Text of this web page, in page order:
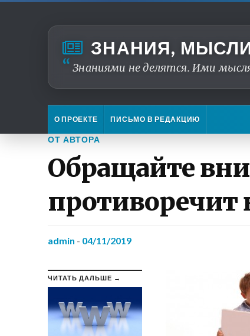
ЗНАНИЯ,
Знаниями не делятся. Ими
О ПРОЕКТЕ ПИСЬМО В РЕДАКЦИЮ
ОТ АВТОРА
Обращайте
admin - 04/11/2019
ЧИТАТЬ ДАЛЬШЕ →